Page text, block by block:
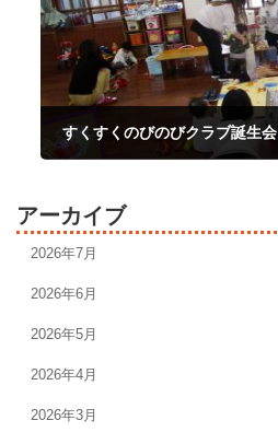
すくすくのびのびクラブ誕生会
アーカイブ
2026年7月
2026年6月
2026年5月
2026年4月
2026年3月